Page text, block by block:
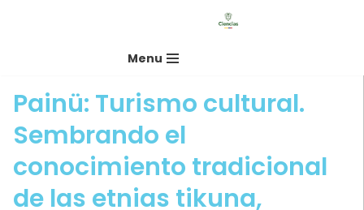
Menu
Painü: Turismo cultural.
Sembrando el
conocimiento tradicional
de las etnias tikuna,